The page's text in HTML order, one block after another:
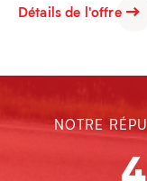
Détails de l'offre
NOTRE